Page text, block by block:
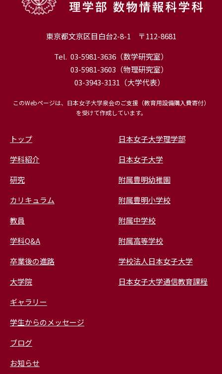
東京都文京区目白台2-8-1 〒112-8681
Tel. 03-5981-3636 （数学研究室）
03-5981-3603 （物理研究室）
03-3943-3131 （大学代表）
このWebページは、日本女子大学泉会のご支援（教育用設備購入費寄付）
を受けて作成しています。
トップ
学科紹介
研究
カリキュラム
教員
学科Q&A
卒業後の進路
大学院
ギャラリー
学生からのメッセージ
ブログ
お知らせ
日本女子大学理学部
日本女子大学
附属豊明幼稚園
附属豊明小学校
附属中学校
附属高等学校
学校法人日本女子大学
日本女子大学通信教育課程